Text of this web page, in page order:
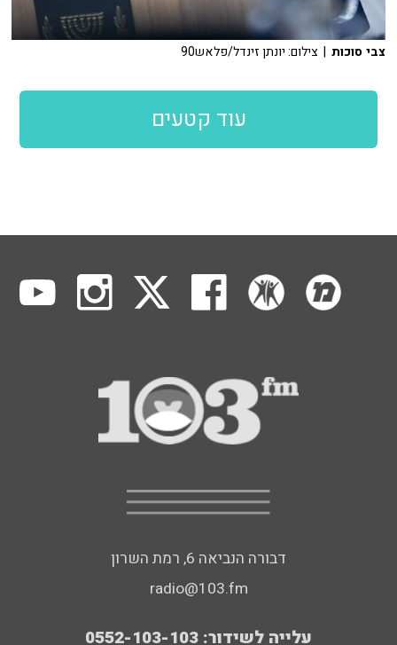
צבי סוכות | צילום: יונתן זינדל/פלאש90
עוד קטעים
דבורה הנביאה 6, רמת השרון
radio@103.fm
עלייה לשידור: 0552-103-103